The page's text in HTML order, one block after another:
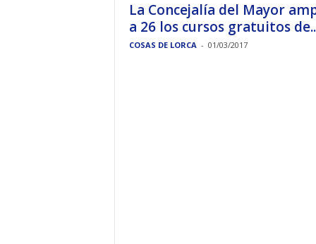
La Concejalía del Mayor
a 26 los cursos gratuitos
COSAS DE LORCA - 01/03/2017